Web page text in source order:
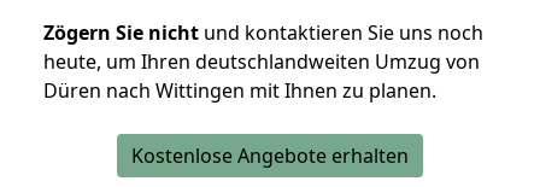
Zögern Sie nicht und kontaktieren Sie uns noch
heute, um Ihren deutschlandweiten Umzug von
Düren nach Wittingen mit Ihnen zu planen.
Kostenlose Angebote erhalten